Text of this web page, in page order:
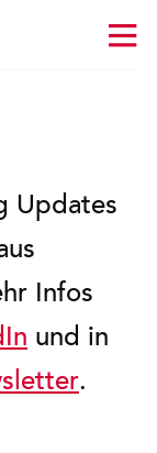
Updates
Infos
und in
.